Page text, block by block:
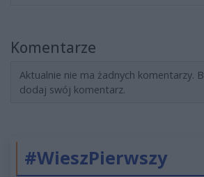
Komentarze
Aktualnie nie ma żadnych komentarzy.
dodaj swój komentarz.
#WieszPierwszy